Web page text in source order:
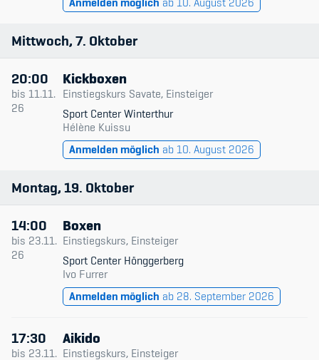
Mittwoch 7 Oktober
20:00
bis 11.11.
26
Kickboxen
Einstiegskurs Savate, Einsteiger
Sport Center Winterthur
Hélène Kuissu
Anmelden möglich ab 10. August 2026
Montag 19 Oktober
14:00
bis 23.11.
26
Boxen
Einstiegskurs, Einsteiger
Sport Center Hönggerberg
Ivo Furrer
Anmelden möglich ab 28. September 2026
17:30
bis 23.11.
Aikido
Einstiegskurs, Einsteiger